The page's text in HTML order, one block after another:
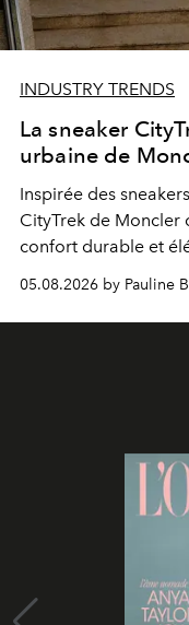
INDUSTRY TRENDS
La sneaker
urbaine de
Inspirée des
CityTrek de Moncler
confort durable et
accompagner les
05.08.2026 by Pauline